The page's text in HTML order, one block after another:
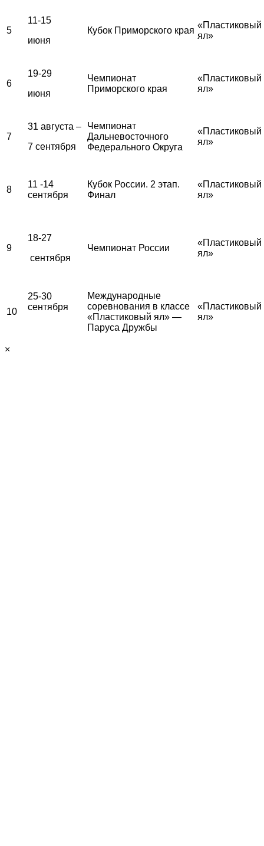
5
11-15
июня
Кубок Приморского края
«Пластиковый
ял»
6
19-29
июня
Чемпионат
Приморского края
«Пластиковый
ял»
7
31 августа –
7 сентября
Чемпионат
Дальневосточного
Федерального Округа
«Пластиковый
ял»
8
11 -14
сентября
Кубок России. 2 этап.
Финал
«Пластиковый
ял»
9
18-27
сентября
Чемпионат России
«Пластиковый
ял»
10
25-30
сентября
Международные
соревнования в классе
«Пластиковый ял» —
Паруса Дружбы
«Пластиковый
ял»
×